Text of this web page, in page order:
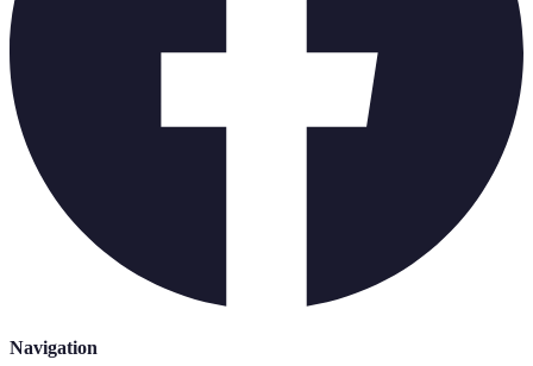
Navigation